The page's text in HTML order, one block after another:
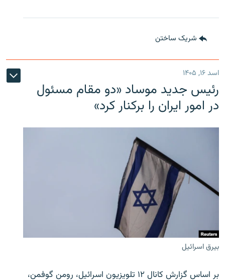
شریک ساختن
اسد ۱۶, ۱۴۰۵
رئیس جدید موساد «دو مقام مسئول
در امور ایران را برکنار کرد»
بیرق اسرائیل
بر اساس گزارش کانال ۱۲ تلویزیون اسرائیل، رومن گوفمن،